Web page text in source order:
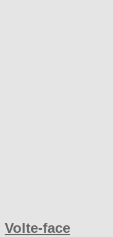
Volte-face